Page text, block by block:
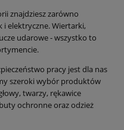
znajdziesz zarówno
elektryczne. Wiertarki,
udarowe - wszystko to
pracy jest dla nas
szeroki wybór produktów
twarzy, rękawice
ochronne oraz odzież